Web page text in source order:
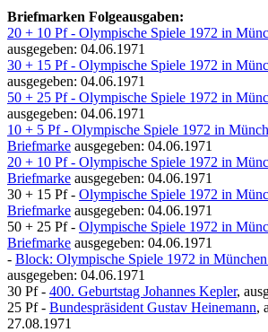
Briefmarken Folgeausgaben:
20 + 10 Pf - Olympische Spiele 1972 in
ausgegeben: 04.06.1971
30 + 15 Pf - Olympische Spiele 1972 in
ausgegeben: 04.06.1971
50 + 25 Pf - Olympische Spiele 1972 in
ausgegeben: 04.06.1971
10 + 5 Pf - Olympische Spiele 1972 in
Briefmarke ausgegeben: 04.06.1971
20 + 10 Pf - Olympische Spiele 1972 in
Briefmarke ausgegeben: 04.06.1971
30 + 15 Pf - Olympische Spiele 1972 in
Briefmarke ausgegeben: 04.06.1971
50 + 25 Pf - Olympische Spiele 1972 in
Briefmarke ausgegeben: 04.06.1971
- Block: Olympische Spiele 1972 in
ausgegeben: 04.06.1971
30 Pf - 400. Geburtstag Johannes Kepler,
25 Pf - Bundespräsident Gustav Heinemann,
27.08.1971